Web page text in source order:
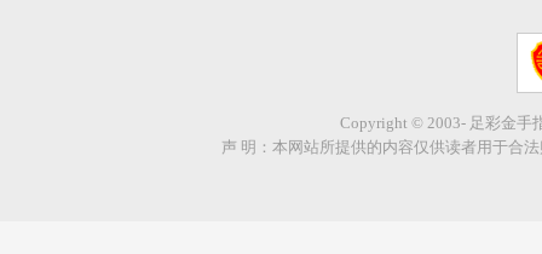
Copyright © 2003- 足彩金手
声 明：本网站所提供的内容仅供读者用于合